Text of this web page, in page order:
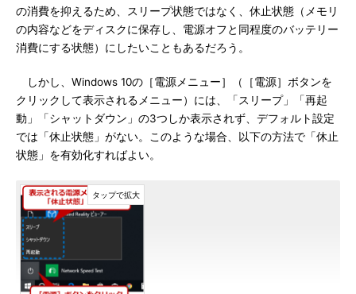
の消費を抑えるため、スリープ状態ではなく、休止状態（メモリ
の内容などをディスクに保存し、電源オフと同程度のバッテリー
消費にする状態）にしたいこともあるだろう。
しかし、Windows 10の［電源メニュー］（［電源］ボタンを
クリックして表示されるメニュー）には、「スリープ」「再起
動」「シャットダウン」の3つしか表示されず、デフォルト設定
では「休止状態」がない。このような場合、以下の方法で「休止
状態」を有効化すればよい。